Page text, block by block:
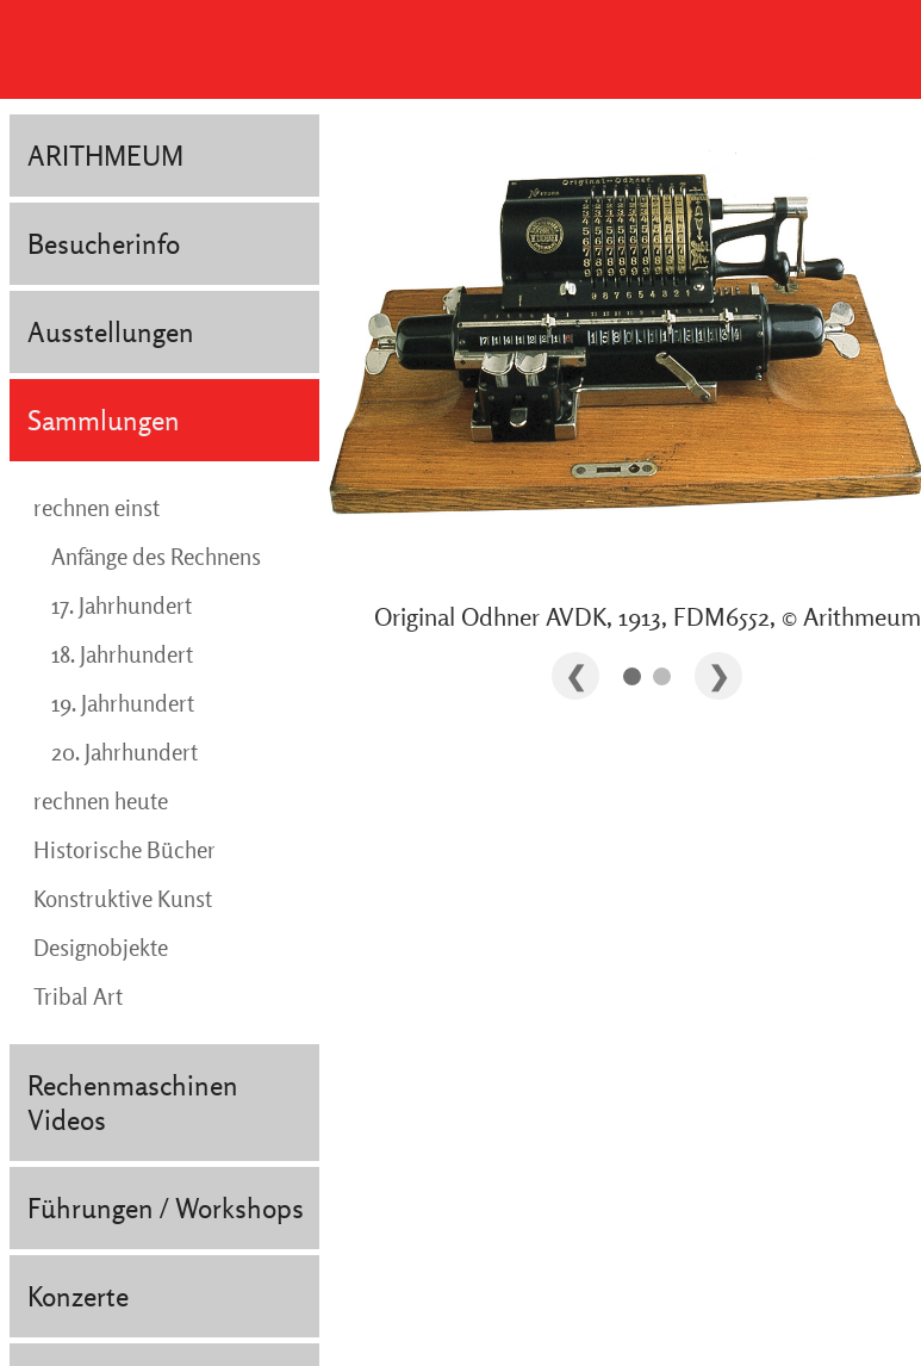
ARITHMEUM
Besucherinfo
Ausstellungen
Sammlungen
rechnen einst
Anfänge des Rechnens
17. Jahrhundert
18. Jahrhundert
19. Jahrhundert
20. Jahrhundert
rechnen heute
Historische Bücher
Konstruktive Kunst
Designobjekte
Tribal Art
Rechenmaschinen
Videos
Führungen / Workshops
Konzerte
Original Odhner AVDK, 1913, FDM6552, © Arithmeum